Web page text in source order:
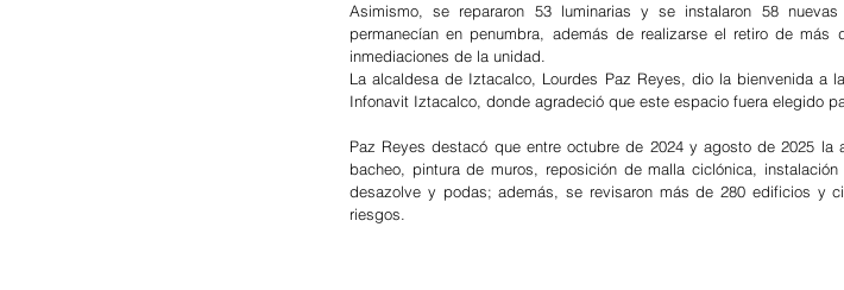
Asimismo, se repararon 53 luminarias y se instalaron 58
permanecían en penumbra, además de realizarse el retiro de
inmediaciones de la unidad.
La alcaldesa de Iztacalco, Lourdes Paz Reyes, dio la bienvenida a
Infonavit Iztacalco, donde agradeció que este espacio fuera elegido
Paz Reyes destacó que entre octubre de 2024 y agosto de 2025 la
bacheo, pintura de muros, reposición de malla ciclónica,
desazolve y podas; además, se revisaron más de 280 edificios y
riesgos.